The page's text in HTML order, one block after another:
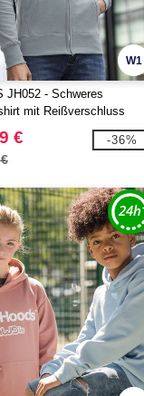
W1
JH052 - Schweres
mit Reißverschluss
€ -36%